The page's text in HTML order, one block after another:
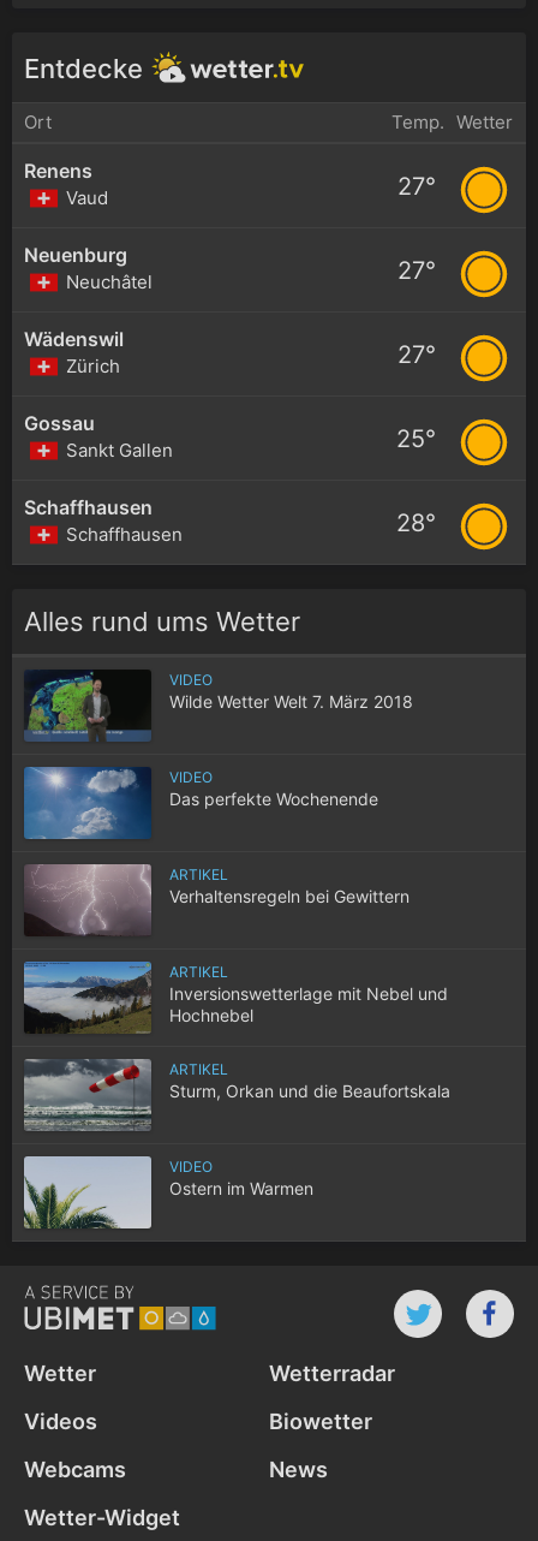
Entdecke
Ort Temp. Wetter
Renens
Vaud 27°
Neuenburg
Neuchâtel 27°
Wädenswil
Zürich 27°
Gossau
Sankt Gallen 25°
Schaffhausen
Schaffhausen 28°
Alles rund ums Wetter
VIDEO
Wilde Wetter Welt 7. März 2018
VIDEO
Das perfekte Wochenende
ARTIKEL
Verhaltensregeln bei Gewittern
ARTIKEL
Inversionswetterlage mit Nebel und
Hochnebel
ARTIKEL
Sturm, Orkan und die Beaufortskala
VIDEO
Ostern im Warmen
Wetter
Wetterradar
Videos
Biowetter
Webcams
News
Wetter-Widget